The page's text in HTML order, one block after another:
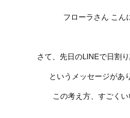
フローラさん こん
さて、先日のLINEで日割
というメッセージがあ
この考え方、すごくい